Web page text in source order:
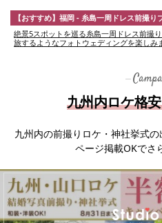
【おすすめ】福岡 - 糸島一周ドレス前撮り
絶景5スポットを巡る糸島一周ドレス前撮
旅するようなフォトウェディングを楽しみ
九州内ロケ格
九州内の前撮りロケ・神社挙式
ページ掲載OKでさ